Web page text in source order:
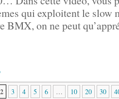
qui exploitent le slow
BMX, on ne peut
2 3 4 5 6 … 10 20 30